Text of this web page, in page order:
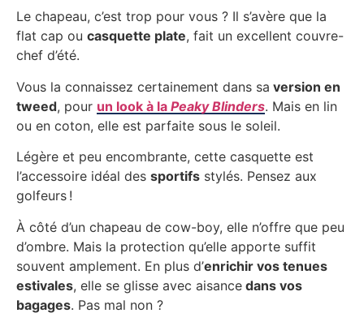
Le chapeau, c’est trop pour vous ? Il s’avère que la
flat cap ou casquette plate, fait un excellent couvre-
chef d’été.
Vous la connaissez certainement dans sa version en
tweed, pour un look à la Peaky Blinders. Mais en lin
ou en coton, elle est parfaite sous le soleil.
Légère et peu encombrante, cette casquette est
l’accessoire idéal des sportifs stylés. Pensez aux
golfeurs !
À côté d’un chapeau de cow-boy, elle n’offre que peu
d’ombre. Mais la protection qu’elle apporte suffit
souvent amplement. En plus d’enrichir vos tenues
estivales, elle se glisse avec aisance dans vos
bagages. Pas mal non ?